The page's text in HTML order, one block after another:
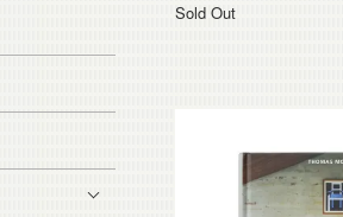
Sold Out